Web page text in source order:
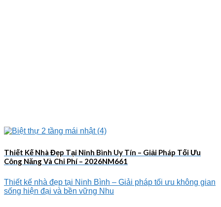
Thiết Kế Nhà Đẹp Tại Ninh Bình Uy Tín – Giải Pháp Tối Ưu
Công Năng Và Chi Phí – 2026NM661
Thiết kế nhà đẹp tại Ninh Bình – Giải pháp tối ưu không gian
sống hiện đại và bền vững Nhu